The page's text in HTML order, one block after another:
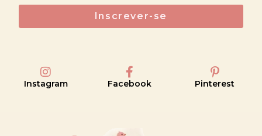
Inscrever-se
Instagram Facebook Pinterest